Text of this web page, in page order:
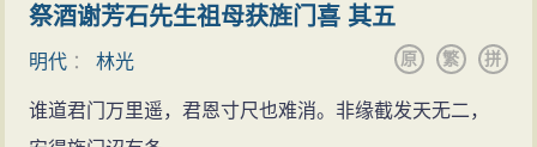
祭酒谢芳石先生祖母获旌门喜 其五
明代 ：林光 拼
繁
原
谁道君门万里遥，君恩寸尺也难消。非缘截发天无二，